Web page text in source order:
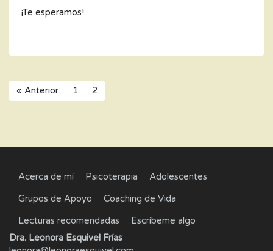
¡Te esperamos!
« Anterior 1 2
Acerca de mí Psicoterapia
Adolescentes
Grupos de Apoyo
Coaching de Vida
Lecturas recomendadas
Escríbeme algo
Dra. Leonora Esquivel Frías